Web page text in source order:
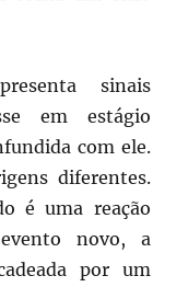
sinais
em estágio
com ele.
diferentes.
é uma reação
novo, a
por um